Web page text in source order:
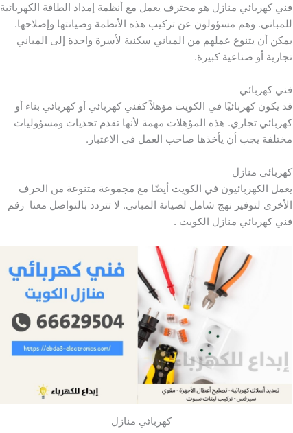
فني كهربائي منازل هو محترف يعمل مع أنظمة إمداد الطاقة الكهربائية
للمباني. وهم مسؤولون عن تركيب هذه الأنظمة وصيانتها وإصلاحها.
يمكن أن يتنوع عملهم من المباني سكنية لأسرة واحدة إلى المباني
تجارية أو صناعية كبيرة.
فني كهربائي
قد يكون كهربائيًا في الكويت مؤهلاً كفني كهربائي أو كهربائي بناء أو
كهربائي تجاري. هذه المؤهلات مهمة لأنها تقدم تحديات ومسؤوليات
مختلفة يجب أن يأخذها صاحب العمل في الاعتبار.
كهربائي منازل
يعمل الكهربائيون في الكويت أيضًا مع مجموعة متنوعة من الحرف
الأخرى لتوفير نهج شامل لصيانة المباني. لا تتردد بالتواصل معنا رقم
فني كهربائي منازل الكويت .
كهربائي منازل